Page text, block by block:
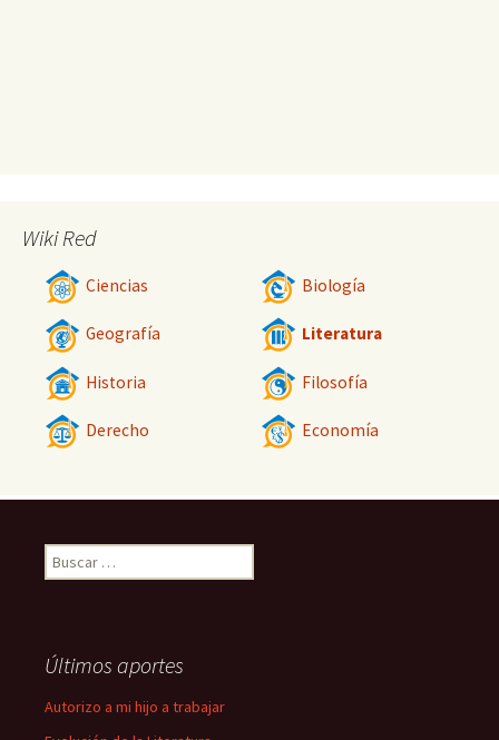
Wiki Red
Ciencias Biología
Geografía Literatura
Historia Filosofía
Derecho Economía
Buscar:
Últimos aportes
Autorizo a mi hijo a trabajar